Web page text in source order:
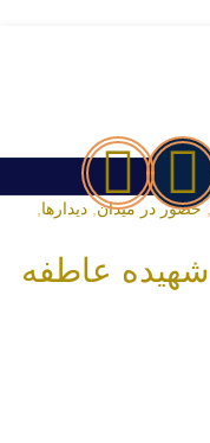
,حضور در میدان, دیدارها
عاطفه